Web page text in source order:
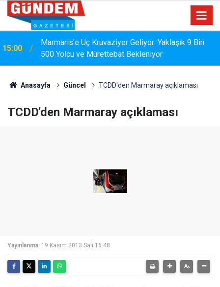
15:00
Marmaris'e Üç Kruvaziyer Geliyor: Yaklaşık 9 Bin
500 Yolcu ve Mürettebat Bekleniyor
Anasayfa Güncel TCDD'den Marmaray açıklaması
TCDD'den Marmaray açıklaması
Yayınlanma: 19 Kasım 2013 Salı 16:48